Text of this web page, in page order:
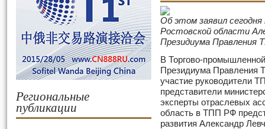
Региональные
публикации
Об этом заявил
Ростовской области
Президиума Правления
В Торгово-
Президиума Правления
участие руководители
представители
эксперты отраслевых
область в ТПП РФ
развития Александр